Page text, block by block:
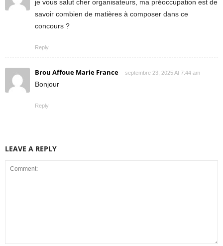
je vous salut cher organisateurs, ma préoccupation est de
savoir combien de matières à composer dans ce
concours ?
Reply
Brou Affoue Marie France septembre 23, 2025 At 7:44 am
Bonjour
Reply
LEAVE A REPLY